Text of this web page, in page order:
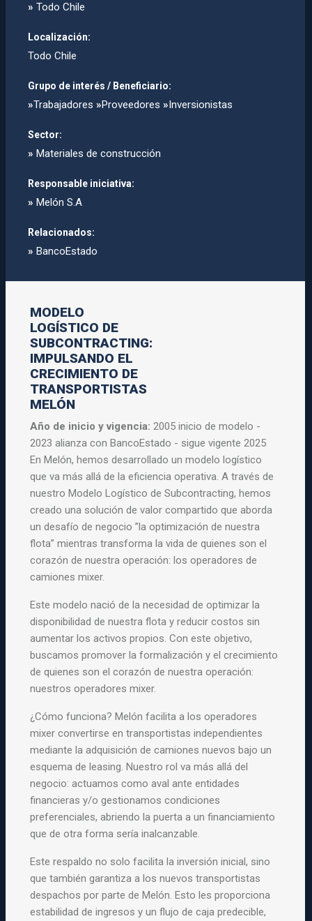
» Todo Chile
Localización:
Todo Chile
Grupo de interés / Beneficiario:
»Trabajadores »Proveedores » Inversionistas
Sector:
» Materiales de construcción
Responsable iniciativa:
» Melón S.A
Relacionados:
» BancoEstado
MODELO
LOGÍSTICO DE
SUBCONTRACTING:
IMPULSANDO EL
CRECIMIENTO DE
TRANSPORTISTAS
MELÓN
Año de inicio y vigencia:2005 inicio de modelo -
2023 alianza con BancoEstado - sigue vigente 2025
En Melón, hemos desarrollado un modelo logístico
que va más allá de la eficiencia operativa. A través de
nuestro Modelo Logístico de Subcontracting, hemos
creado una solución de valor compartido que aborda
un desafío de negocio ”la optimización de nuestra
flota” mientras transforma la vida de quienes son el
corazón de nuestra operación: los operadores de
camiones mixer.
Este modelo nació de la necesidad de optimizar la
disponibilidad de nuestra flota y reducir costos sin
aumentar los activos propios. Con este objetivo,
buscamos promover la formalización y el crecimiento
de quienes son el corazón de nuestra operación:
nuestros operadores mixer.
¿Cómo funciona? Melón facilita a los operadores
mixer convertirse en transportistas independientes
mediante la adquisición de camiones nuevos bajo un
esquema de leasing. Nuestro rol va más allá del
negocio: actuamos como aval ante entidades
financieras y/o gestionamos condiciones
preferenciales, abriendo la puerta a un financiamiento
que de otra forma sería inalcanzable.
Este respaldo no solo facilita la inversión inicial, sino
que también garantiza a los nuevos transportistas
despachos por parte de Melón. Esto les proporciona
estabilidad de ingresos y un flujo de caja predecible,